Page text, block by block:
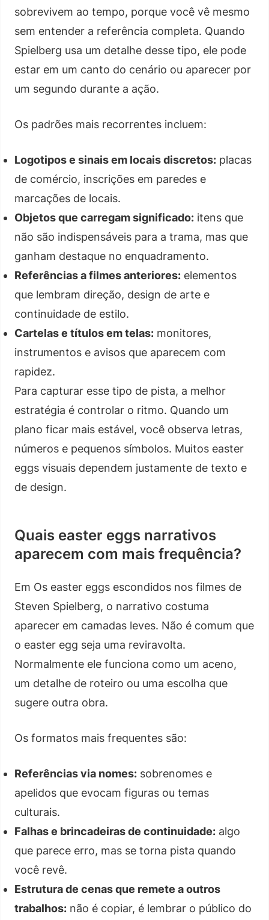
sobrevivem ao tempo, porque você vê mesmo
sem entender a referência completa. Quando
Spielberg usa um detalhe desse tipo, ele pode
estar em um canto do cenário ou aparecer por
um segundo durante a ação.
Os padrões mais recorrentes incluem:
Logotipos e sinais em locais discretos: placas
de comércio, inscrições em paredes e
marcações de locais.
Objetos que carregam significado: itens que
não são indispensáveis para a trama, mas que
ganham destaque no enquadramento.
Referências a filmes anteriores: elementos
que lembram direção, design de arte e
continuidade de estilo.
Cartelas e títulos em telas: monitores,
instrumentos e avisos que aparecem com
rapidez.
Para capturar esse tipo de pista, a melhor
estratégia é controlar o ritmo. Quando um
plano ficar mais estável, você observa letras,
números e pequenos símbolos. Muitos easter
eggs visuais dependem justamente de texto e
de design.
Quais easter eggs narrativos
aparecem com mais frequência?
Em Os easter eggs escondidos nos filmes de
Steven Spielberg, o narrativo costuma
aparecer em camadas leves. Não é comum que
o easter egg seja uma reviravolta.
Normalmente ele funciona como um aceno,
um detalhe de roteiro ou uma escolha que
sugere outra obra.
Os formatos mais frequentes são:
Referências via nomes: sobrenomes e
apelidos que evocam figuras ou temas
culturais.
Falhas e brincadeiras de continuidade: algo
que parece erro, mas se torna pista quando
você revê.
Estrutura de cenas que remete a outros
trabalhos: não é copiar, é lembrar o público do